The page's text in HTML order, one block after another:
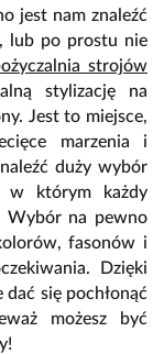
jest nam znaleźć
lub po prostu nie
strojów
stylizację na
Jest to miejsce,
marzenia i
duży wybór
w którym każdy
Wybór na pewno
fasonów i
Dzięki
się pochłonąć
możesz być